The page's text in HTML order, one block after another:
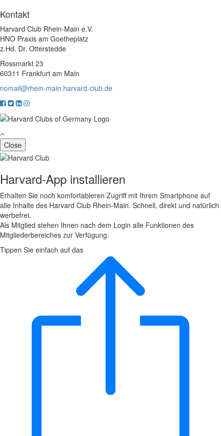
Kontakt
Harvard Club Rhein-Main e.V.
HNO Praxis am Goetheplatz
z.Hd. Dr. Otterstedde
Rossmarkt 23
60311 Frankfurt am Main
nomail@rhein-main.harvard-club.de
Close
Harvard-App installieren
Erhalten Sie noch komfortableren Zugriff mit Ihrem Smartphone auf
alle Inhalte des Harvard Club Rhein-Main. Schnell, direkt und natürlich
werbefrei.
Als Mitglied stehen Ihnen nach dem Login alle Funktionen des
Mitgliederbereiches zur Verfügung.
Tippen Sie einfach auf das